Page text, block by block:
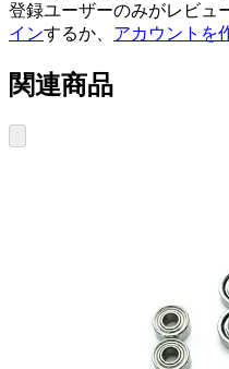
登録ユーザーのみがレビュ
インするか、 アカウントを
関連商品